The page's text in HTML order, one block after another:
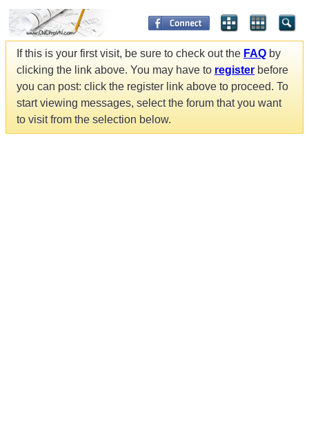
If this is your first visit, be sure to check out the FAQ by
clicking the link above. You may have to register before
you can post: click the register link above to proceed. To
start viewing messages, select the forum that you want
to visit from the selection below.